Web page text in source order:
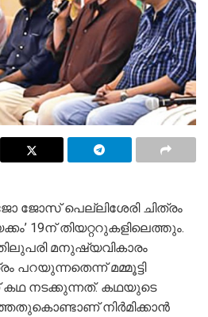
ജോസ് പെല്ലിശേരി ചിത്രം
19ന് തിയറ്ററുകളിലെത്തും.
മനുഷ്യവികാരം
പറയുന്നതെന്ന് മമ്മൂട്ടി
കഥ നടക്കുന്നത്. കഥയുടെ
നിർമിക്കാൻ